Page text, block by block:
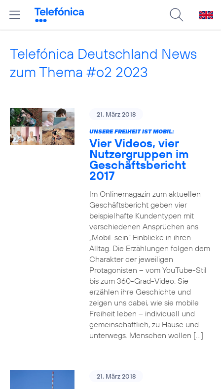
Telefónica Deutschland News
zum Thema #o2 2023
21. März 2018
UNSERE FREIHEIT IST MOBIL:
Vier Videos, vier
Nutzergruppen im
Geschäftsbericht
2017
Im Onlinemagazin zum aktuellen
Geschäftsbericht geben vier
beispielhafte Kundentypen mit
verschiedenen Ansprüchen ans
„Mobil-sein“ Einblicke in ihren
Alltag. Die Erzählungen folgen dem
Charakter der jeweiligen
Protagonisten – vom YouTube-Stil
bis zum 360-Grad-Video. Sie
erzählen ihre Geschichte und
zeigen uns dabei, wie sie mobile
Freiheit leben – individuell und
gemeinschaftlich, zu Hause und
unterwegs. Menschen wollen […]
21. März 2018